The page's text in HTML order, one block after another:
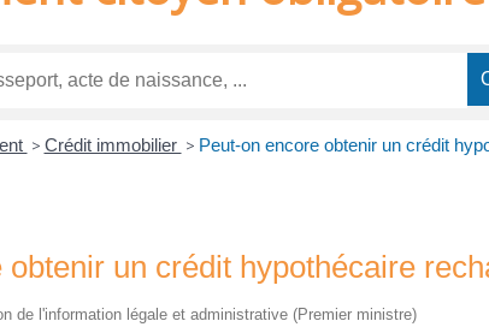
> Crédit immobilier > Peut-on encore obtenir un crédit
obtenir un crédit hypothécaire
de l'information légale et administrative (Premier ministre)